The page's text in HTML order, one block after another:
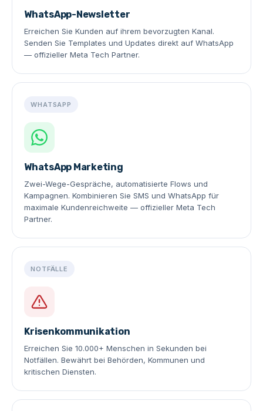
WhatsApp-Newsletter
Erreichen Sie Kunden auf ihrem bevorzugten Kanal.
Senden Sie Templates und Updates direkt auf WhatsApp
— offizieller Meta Tech Partner.
WHATSAPP
WhatsApp Marketing
Zwei-Wege-Gespräche, automatisierte Flows und
Kampagnen. Kombinieren Sie SMS und WhatsApp für
maximale Kundenreichweite — offizieller Meta Tech
Partner.
NOTFÄLLE
Krisenkommunikation
Erreichen Sie 10.000+ Menschen in Sekunden bei
Notfällen. Bewährt bei Behörden, Kommunen und
kritischen Diensten.